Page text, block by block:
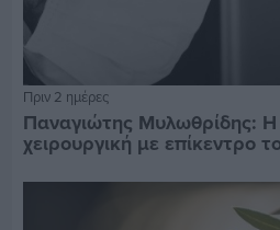
Πριν 2 ημέρες
Παναγιώτης Μυλωθρίδης: Η
χειρουργική με επίκεντρο